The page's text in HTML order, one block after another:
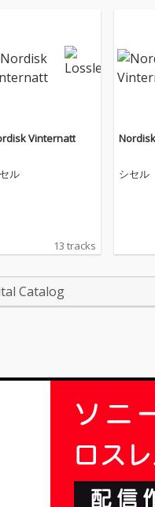
Vinternatt
ル
13 tracks
シセル
Catalog